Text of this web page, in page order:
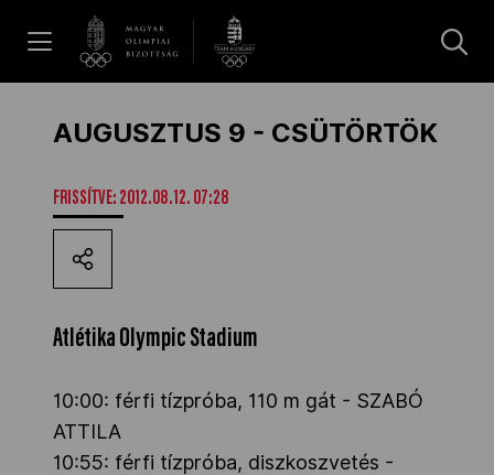
Hírek
Galéria
Dakar 2026
MOB
AUGUSZTUS 9 - CSÜTÖRTÖK
FRISSÍTVE: 2012.08.12. 07:28
Atlétika Olympic Stadium
10:00: férfi tízpróba, 110 m gát - SZABÓ
ATTILA
10:55: férfi tízpróba, diszkoszvetés -